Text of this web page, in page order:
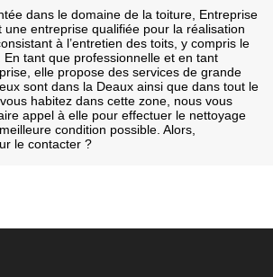
dans le domaine de la toiture, Entreprise
une entreprise qualifiée pour la réalisation
à l’entretien des toits, y compris le
tant que professionnelle et en tant
elle propose des services de grande
sont dans la Deaux ainsi que dans tout le
habitez dans cette zone, nous vous
appel à elle pour effectuer le nettoyage
condition possible. Alors,
le contacter ?